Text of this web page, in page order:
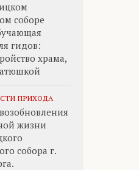
соборе
гидов:
храма,
ПРИХОДА
жизни
собора г.